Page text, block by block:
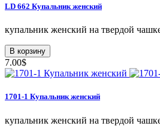
LD 662 Купальник женский
купальник женский на твердой
В корзину
7.00$
1701-1 Купальник женский
купальник женский на твердой